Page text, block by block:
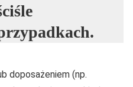
doposażeniem (np.